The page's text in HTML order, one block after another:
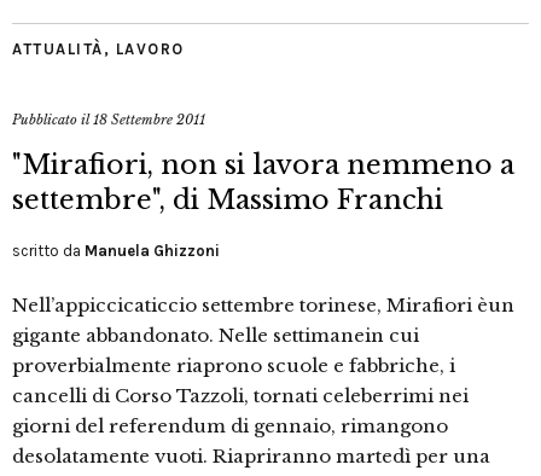
ATTUALITÀ , LAVORO
Pubblicato il18 Settembre 2011
"Mirafiori, non si lavora nemmeno a
settembre", di Massimo Franchi
scritto da Manuela Ghizzoni
Nell’appiccicaticcio settembre torinese, Mirafiori èun
gigante abbandonato. Nelle settimanein cui
proverbialmente riaprono scuole e fabbriche, i
cancelli di Corso Tazzoli, tornati celeberrimi nei
giorni del referendum di gennaio, rimangono
desolatamente vuoti. Riapriranno martedì per una